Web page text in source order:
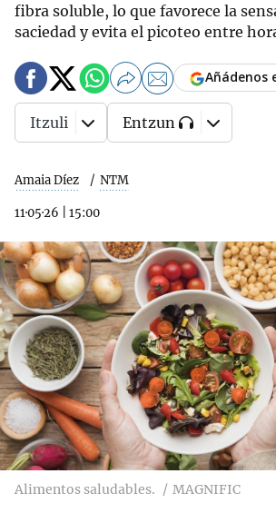
fibra soluble, lo que favorece la
saciedad y evita el picoteo entre
Amaia Díez NTM
11·05·26 15:00
Añádenos
Itzuli Entzun
Alimentos saludables. MAGNIFIC